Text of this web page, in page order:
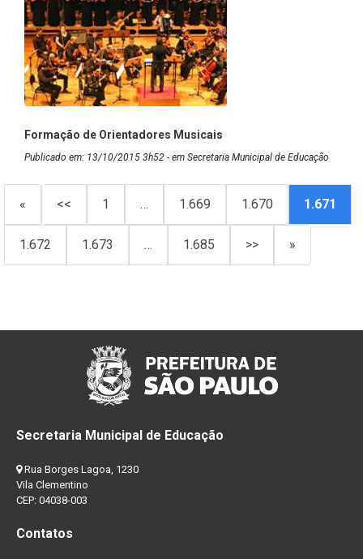
Formação de Orientadores Musicais
Publicado em: 13/10/2015 3h52 - em Secretaria Municipal de Educação
« << 1 … 1.669 1.670 1.671
1.672 1.673 … 1.685 >> »
Secretaria Municipal de Educação
Rua Borges Lagoa, 1230
Vila Clementino
CEP: 04038-003
Contatos